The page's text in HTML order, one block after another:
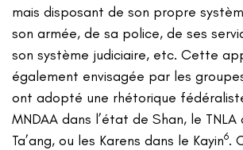
mais disposant de son propre
son armée, de sa police, de ses
son système judiciaire, etc. Cette
également envisagée par les
ont adopté une rhétorique
MNDAA dans l’état de Shan, le
Ta’ang, ou les Karens dans le Kayin6.